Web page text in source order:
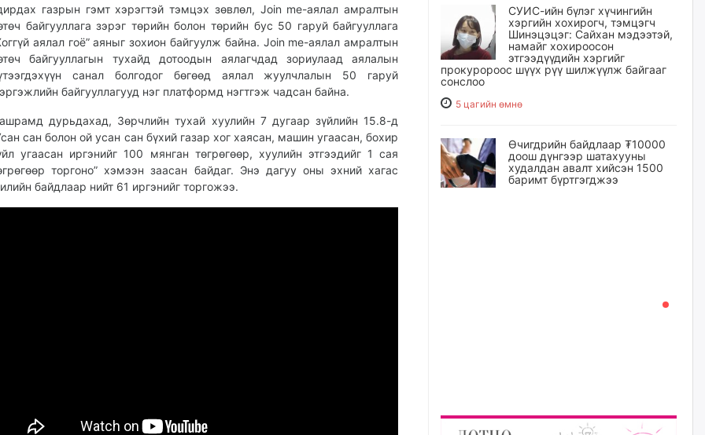
газрын гэмт хэрэгтэй тэмцэх зөвлөл, Join me-аялал амралтын
байгууллага зэрэг төрийн болон төрийн бус 50 гаруй байгууллага
аялал гоё” аяныг зохион байгуулж байна. Join me-аялал амралтын
байгууллагын тухайд дотоодын аялагчдад зориулаад аялалын
санал болгодог бөгөөд аялал жуулчлалын 50 гаруй
байгууллагууд нэг платформд нэгтгэж чадсан байна.
дурьдахад, Зөрчлийн тухай хуулийн 7 дугаар зүйлийн 15.8-д
сан болон ой усан сан бүхий газар хог хаясан, машин угаасан, бохир
угаасан иргэнийг 100 мянган төгрөгөөр, хуулийн этгээдийг 1 сая
торгоно” хэмээн заасан байдаг. Энэ дагуу оны эхний хагас
байдлаар нийт 61 иргэнийг торгожээ.
СУИС-ийн бүлэг хүчингийн
хэргийн хохирогч, тэмцэгч
Шинэцэцэг: Сайхан мэдээтэй,
намайг хохироосон
этгээдүүдийн хэргийг
прокуророос шүүх рүү шилжүүлж байгааг
сонслоо
5 цагийн өмнө
Өчигдрийн байдлаар ₮10000
доош дүнгээр шатахууны
худалдан авалт хийсэн 1500
баримт бүртгэгджээ